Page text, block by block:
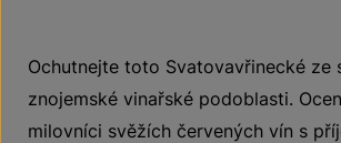
Ochutnejte toto Svatovavřinecké ze
znojemské vinařské podoblasti.
milovníci svěžích červených vín s